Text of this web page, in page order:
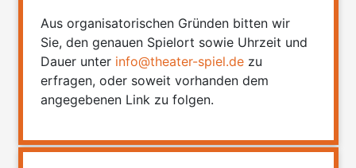
Aus organisatorischen Gründen bitten wir
Sie, den genauen Spielort sowie Uhrzeit und
Dauer unter info@theater-spiel.de zu
erfragen, oder soweit vorhanden dem
angegebenen Link zu folgen.